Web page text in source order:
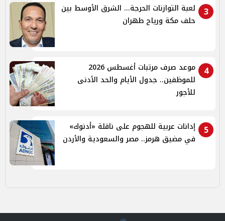
3
لعبة التوازنات الحرجة... الشرق الأوسط بين
حلف مكة ورياح طهران
4
موعد صرف مرتبات أغسطس 2026
للموظفين.. جدول الأيام والحد الأدنى
للأجور
5
إدانات عربية للهجوم على ناقلة «أدنوك»
في مضيق هرمز.. مصر والسعودية والأردن